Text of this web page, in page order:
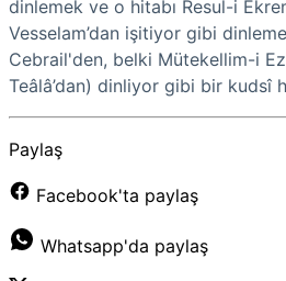
dinlemek ve o hitabı Resul-i
Vesselam’dan işitiyor gibi
Cebrail'den, belki Mütekellim-i
Teâlâ’dan) dinliyor gibi bir kudsî
Paylaş
Facebook'ta paylaş
Whatsapp'da paylaş